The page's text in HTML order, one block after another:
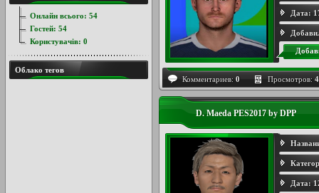
Дата:
Комментариев: 0 Просмотров:
D. Maeda PES2017 by DPP
Дата:
Онлайн всього: 54
Гостей: 54
Користувачів: 0
Облако тегов